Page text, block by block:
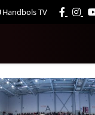
Handbols TV